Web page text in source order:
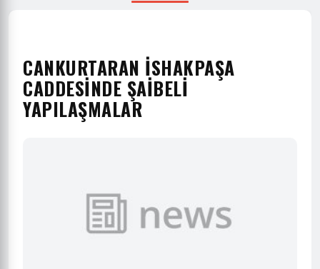
CANKURTARAN İSHAKPAŞA
CADDESİNDE ŞAİBELİ
YAPILAŞMALAR